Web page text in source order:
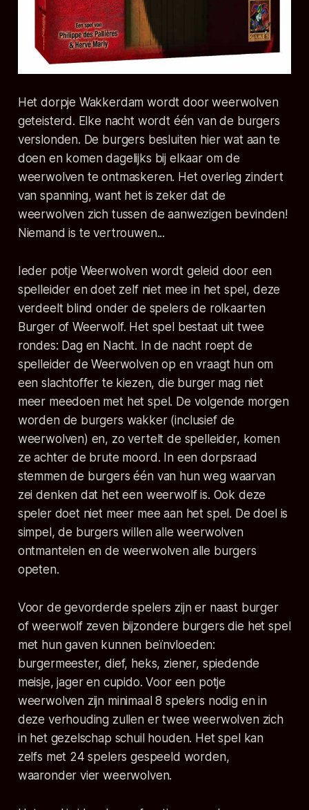
Het dorpje Wakkerdam wordt door weerwolven
geteisterd. Elke nacht wordt één van de burgers
verslonden. De burgers besluiten hier wat aan te
doen en komen dagelijks bij elkaar om de
weerwolven te ontmaskeren. Het overleg zindert
van spanning, want het is zeker dat de
weerwolven zich tussen de aanwezigen bevinden!
Niemand is te vertrouwen...
Ieder potje Weerwolven wordt geleid door een
spelleider en doet zelf niet mee in het spel, deze
verdeelt blind onder de spelers de rolkaarten
Burger of Weerwolf. Het spel bestaat uit twee
rondes: Dag en Nacht. In de nacht roept de
spelleider de Weerwolven op en vraagt hun om
een slachtoffer te kiezen, die burger mag niet
meer meedoen met het spel. De volgende morgen
worden de burgers wakker (inclusief de
weerwolven) en, zo vertelt de spelleider, komen
ze achter de brute moord. In een dorpsraad
stemmen de burgers één van hun weg waarvan
zei denken dat het een weerwolf is. Ook deze
speler doet niet meer mee aan het spel. De doel is
simpel, de burgers willen alle weerwolven
ontmantelen en de weerwolven alle burgers
opeten.
Voor de gevorderde spelers zijn er naast burger
of weerwolf zeven bijzondere burgers die het spel
met hun gaven kunnen beïnvloeden:
burgermeester, dief, heks, ziener, spiedende
meisje, jager en cupido. Voor een potje
weerwolven zijn minimaal 8 spelers nodig en in
deze verhouding zullen er twee weerwolven zich
in het gezelschap schuil houden. Het spel kan
zelfs met 24 spelers gespeeld worden,
waaronder vier weerwolven.